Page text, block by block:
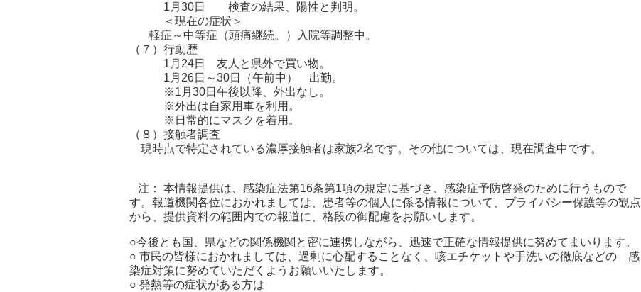
1月30日 検査の結果、陽性と判明。
＜現在の症状＞
軽症～中等症（頭痛継続。）入院等調整中。
（７）行動歴
1月24日 友人と県外で買い物。
1月26日～30日（午前中） 出勤。
※1月30日午後以降、外出なし。
※外出は自家用車を利用。
※日常的にマスクを着用。
（８）接触者調査
現時点で特定されている濃厚接触者は家族2名です。その他については、現在調査中です。
注： 本情報提供は、感染症法第16条第1項の規定に基づき、感染症予防啓発のために行うもので
す。報道機関各位におかれましては、患者等の個人に係る情報について、プライバシー保護等の観点
から、提供資料の範囲内での報道に、格段の御配慮をお願いします。
○今後とも国、県などの関係機関と密に連携しながら、迅速で正確な情報提供に努めてまいります。
○ 市民の皆様におかれましては、過剰に心配することなく、咳エチケットや手洗いの徹底などの 感
染症対策に努めていただくようお願いいたします。
○ 発熱等の症状がある方は